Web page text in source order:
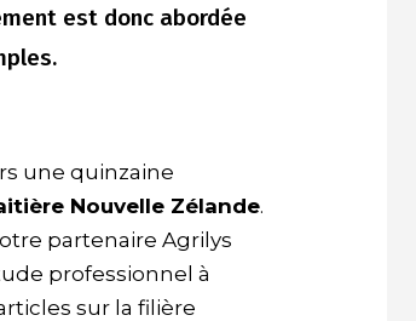
est donc abordée
une quinzaine
Nouvelle Zélande.
partenaire Agrilys
professionnel à
sur la filière